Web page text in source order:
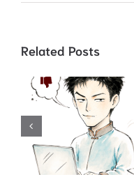
Related Posts
คำสแลง 酸民 ชาว
เน็ตขี้อิจฉา / 吃不
到葡萄说葡萄酸
กินองุ่นไม่ได้ เลย
บอกว่าองุ่นเปรี้ยว